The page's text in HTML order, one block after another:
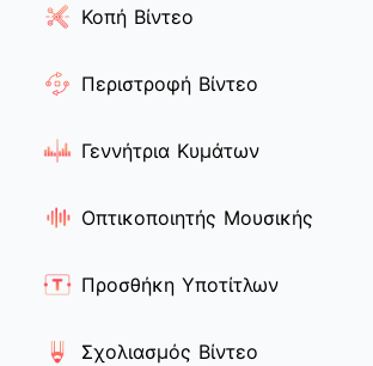
Κοπή Βίντεο
Περιστροφή Βίντεο
Γεννήτρια Κυμάτων
Οπτικοποιητής Μουσικής
Προσθήκη Υποτίτλων
Σχολιασμός Βίντεο